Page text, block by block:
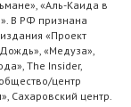
«Аль-Каида в
В РФ признана
«Проект
«Медуза»,
The Insider,
центр
Сахаровский центр.